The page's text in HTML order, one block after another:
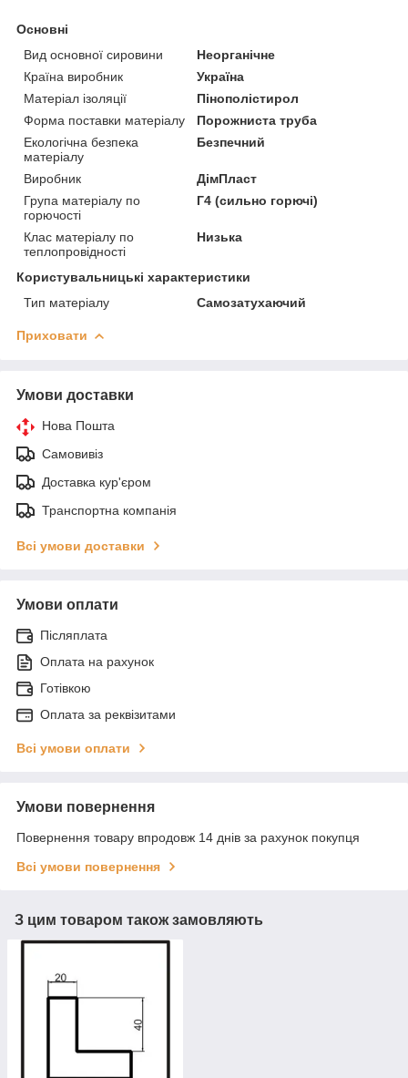
Основні
Вид основної сировини
Неорганічне
Країна виробник
Україна
Матеріал ізоляції
Пінополістирол
Форма поставки матеріалу
Порожниста труба
Екологічна безпека
матеріалу
Безпечний
Виробник
ДімПласт
Група матеріалу по
горючості
Г4 (сильно горючі)
Клас матеріалу по
теплопровідності
Низька
Користувальницькі характеристики
Тип матеріалу
Самозатухаючий
Приховати
Умови доставки
Нова Пошта
Самовивіз
Доставка кур'єром
Транспортна компанія
Всі умови доставки
Умови оплати
Післяплата
Оплата на рахунок
Готівкою
Оплата за реквізитами
Всі умови оплати
Умови повернення
Повернення товару впродовж 14 днів за рахунок покупця
Всі умови повернення
З цим товаром також замовляють